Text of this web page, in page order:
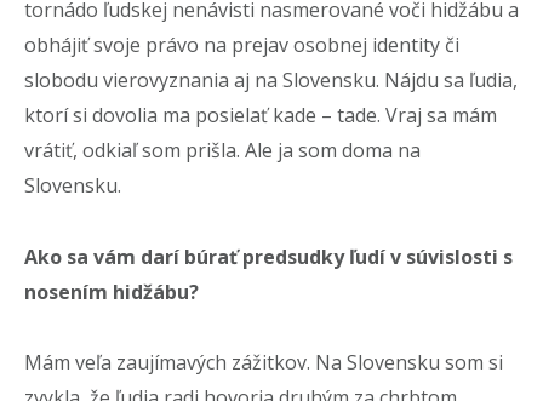
tornádo ľudskej nenávisti nasmerované voči hidžábu a
obhájiť svoje právo na prejav osobnej identity či
slobodu vierovyznania aj na Slovensku. Nájdu sa ľudia,
ktorí si dovolia ma posielať kade – tade. Vraj sa mám
vrátiť, odkiaľ som prišla. Ale ja som doma na
Slovensku.
Ako sa vám darí búrať predsudky ľudí v súvislosti s
nosením hidžábu?
Mám veľa zaujímavých zážitkov. Na Slovensku som si